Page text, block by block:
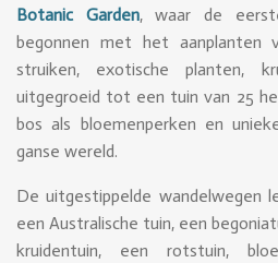
Botanic Garden, waar de
begonnen met het aanplanten
struiken, exotische planten,
uitgegroeid tot een tuin van 25
bos als bloemenperken en
ganse wereld.
De uitgestippelde wandelwegen
een Australische tuin, een
kruidentuin, een rotstuin,